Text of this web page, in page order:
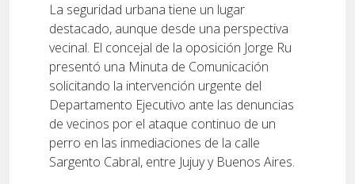
La seguridad urbana tiene un lugar
destacado, aunque desde una perspectiva
vecinal. El concejal de la oposición Jorge Ru
presentó una Minuta de Comunicación
solicitando la intervención urgente del
Departamento Ejecutivo ante las denuncias
de vecinos por el ataque continuo de un
perro en las inmediaciones de la calle
Sargento Cabral, entre Jujuy y Buenos Aires.